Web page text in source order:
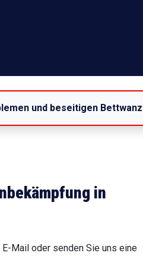
und beseitigen
in
Mail oder senden Sie uns eine